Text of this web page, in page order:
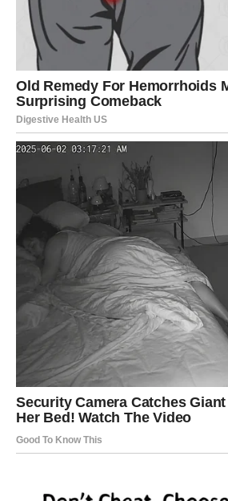
Poruka srca
Budite iskreni prema sebi.
DJEVICA
Neočekivani kontakt
Pred vama je mogućnost razgovora
koje dugo čekate.
Poruka srca
Istina uvijek pronađe put.